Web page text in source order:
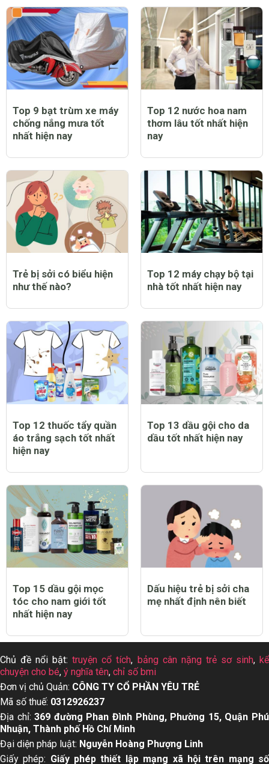
Top 9 bạt trùm xe máy
chống nắng mưa tốt
nhất hiện nay
Top 12 nước hoa nam
thơm lâu tốt nhất hiện
nay
Trẻ bị sởi có biểu hiện
như thế nào?
Top 12 máy chạy bộ tại
nhà tốt nhất hiện nay
Top 12 thuốc tẩy quần
áo trắng sạch tốt nhất
hiện nay
Top 13 dầu gội cho da
dầu tốt nhất hiện nay
Top 15 dầu gội mọc
tóc cho nam giới tốt
nhất hiện nay
Dấu hiệu trẻ bị sởi cha
mẹ nhất định nên biết
Chủ đề nổi bật:truyện cổ tích, bảng cân nặng trẻ sơ sinh, kể
chuyện cho bé, ý nghĩa tên, chỉ số bmi
Đơn vị chủ Quản: CÔNG TY CỔ PHẦN YÊU TRẺ
Mã số thuế: 0312926237
Địa chỉ:369 đường Phan Đình Phùng, Phường 15, Quận Phú
Nhuận, Thành phố Hồ Chí Minh
Đại diện pháp luật: Nguyễn Hoàng Phượng Linh
Giấy phép: Giấy phép thiết lập mạng xã hội trên mạng số